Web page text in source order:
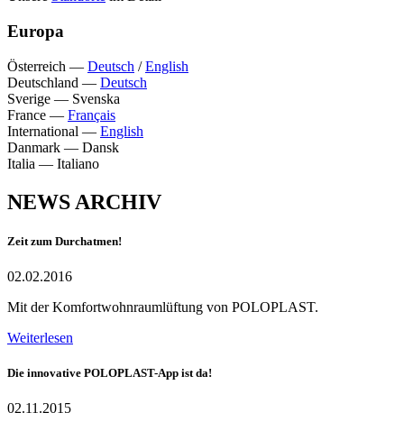
Europa
Österreich — Deutsch /English
Deutschland — Deutsch
Sverige — Svenska
France — Français
International — English
Danmark — Dansk
Italia — Italiano
NEWS ARCHIV
Zeit zum Durchatmen!
02.02.2016
Mit der Komfortwohnraumlüftung von POLOPLAST.
Weiterlesen
Die innovative POLOPLAST-App ist da!
02.11.2015